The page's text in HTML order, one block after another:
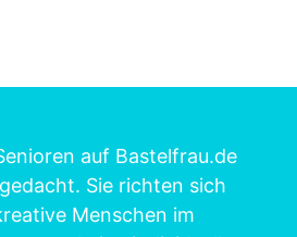
auf Bastelfrau.de
Sie richten sich
Menschen im